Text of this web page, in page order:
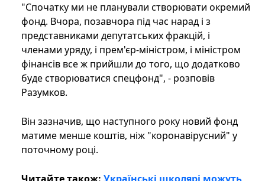
"Спочатку ми не планували створювати окремий
фонд. Вчора, позавчора під час нарад і з
представниками депутатських фракцій, і
членами уряду, і прем'єр-міністром, і міністром
фінансів все ж прийшли до того, що додатково
буде створюватися спецфонд", - розповів
Разумков.
Він зазначив, що наступного року новий фонд
матиме менше коштів, ніж "коронавірусний" у
поточному році.